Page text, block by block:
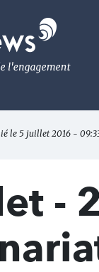
le 5 juillet 2016 -
-